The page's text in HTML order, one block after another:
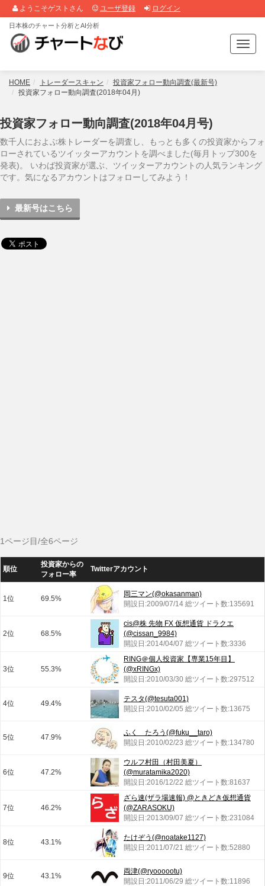
ようこそゲストさん ユーザ登録 ログイン
T
o
g
v
i
g
日本株のチャート分析とAI分析
HOME トレーダースキャン
投資家フォロー動向調査(最新号)
投資家フォロー動向調査(2018年04月)
投資家フォロー動向調査(2018年04月号)
数千人におよぶ株トレーダーを調査し、もっとも多くの投資家からフォ
ローされているツイッターアカウントを調べました(毎月トップ300を
発表)。 いわば投資家が選ぶ、ツイッターアカウントの人気ランキング
です。気になるアカウントはフォローしてみよう！
最新号はこちら
1ページ目/全6ページ
順位
投資家からの
フォロー率
Twitterアカウント
1位 69.5%
岡三マン(@okasanman)
開設日:2009/07/14 総ツイート数:135691
2位 68.5%
cis@株 先物 FX 仮想通貨 ドラクエ
(@cissan_9984)
開設日:2014/04/07 総ツイート数:3336
3位 55.3%
RING＠個人投資家【専業15年目】
(@xRINGx)
開設日:2010/03/30 総ツイート数:297512
4位 49.4%
テスタ(@tesuta001)
開設日:2010/02/05 総ツイート数:13675
5位 47.9%
ふく たろう(@fuku__taro)
開設日:2010/02/23 総ツイート数:134780
6位 47.2%
ウルフ村田（村田美夏）
(@muratamika2020)
開設日:2016/12/22 総ツイート数:81637
7位 46.2%
ざら速(ザラ場速報) @ときどき仮想通貨
(@ZARASOKU)
開設日:2013/09/07 総ツイート数:231084
8位 43.1%
たけぞう(@noatake1127)
開設日:2011/07/21 総ツイート数:52880
9位 43.1%
両津(@ryoooootu)
開設日:2011/06/29 総ツイート数:11896